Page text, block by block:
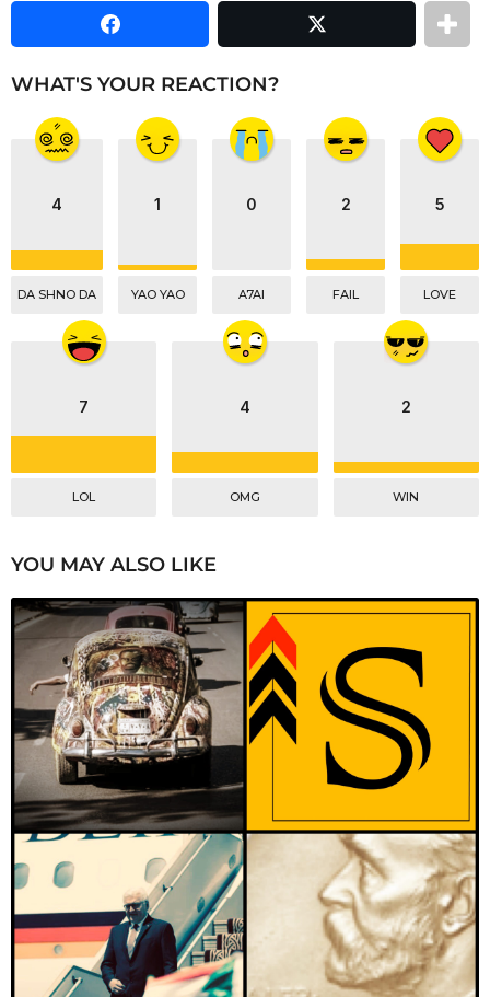
g
i
n
a
WHAT'S YOUR REACTION?
4
DA SHNO DA
1
YAO YAO
0
A7AI
2
FAIL
5
LOVE
7
LOL
4
OMG
2
WIN
YOU MAY ALSO LIKE